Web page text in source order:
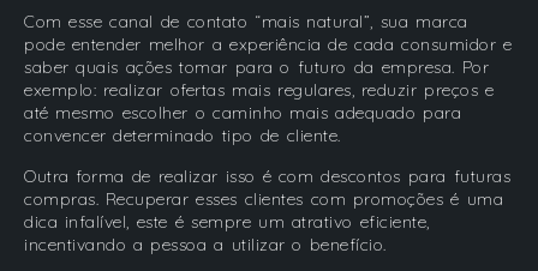
Com esse canal de contato “mais natural”, sua marca
pode entender melhor a experiência de cada consumidor e
saber quais ações tomar para o futuro da empresa. Por
exemplo: realizar ofertas mais regulares, reduzir preços e
até mesmo escolher o caminho mais adequado para
convencer determinado tipo de cliente.
Outra forma de realizar isso é com descontos para futuras
compras. Recuperar esses clientes com promoções é uma
dica infalível, este é sempre um atrativo eficiente,
incentivando a pessoa a utilizar o benefício.